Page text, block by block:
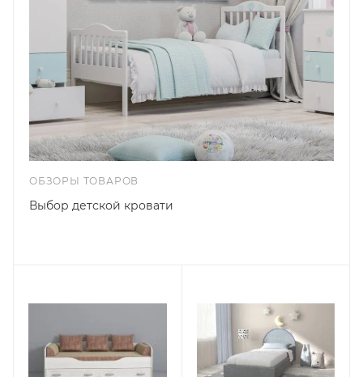
ОБЗОРЫ ТОВАРОВ
Выбор детской кровати